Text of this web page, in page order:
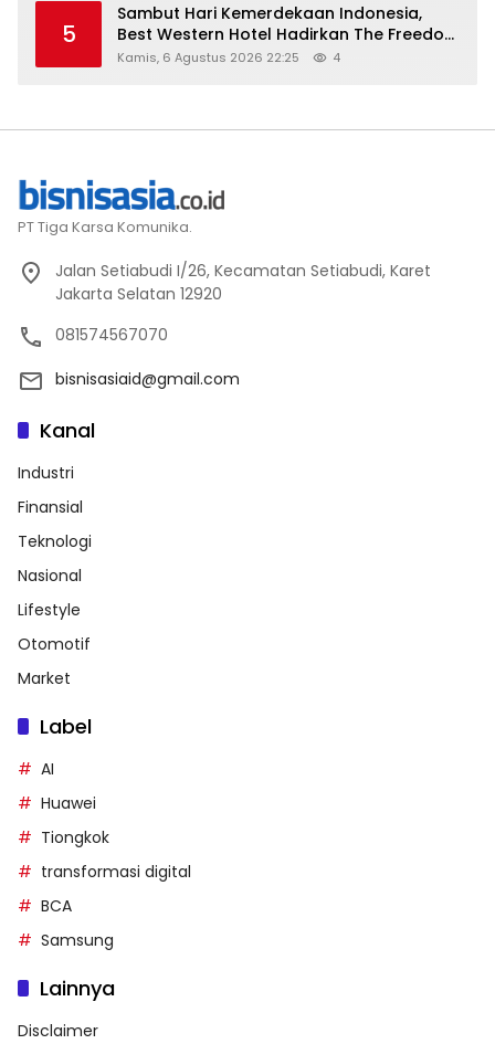
5
Sambut Hari Kemerdekaan Indonesia,
Best Western Hotel Hadirkan The Freedom
Stay Diskon Hingga 45%
Kamis, 6 Agustus 2026 22:25 4
PT Tiga Karsa Komunika.
Jalan Setiabudi I/26, Kecamatan Setiabudi, Karet
Jakarta Selatan 12920
081574567070
bisnisasiaid@gmail.com
Kanal
Industri
Finansial
Teknologi
Nasional
Lifestyle
Otomotif
Market
Label
AI
Huawei
Tiongkok
transformasi digital
BCA
Samsung
Lainnya
Disclaimer